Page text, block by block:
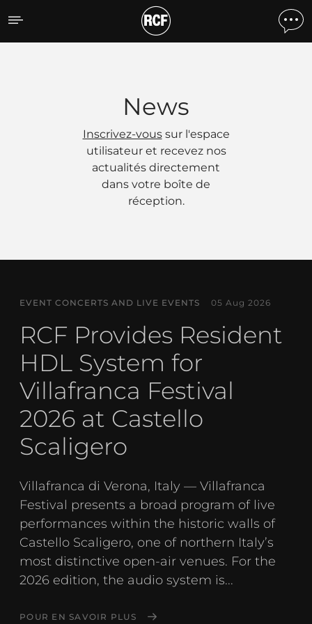
Actualités
News
Inscrivez-voussur l'espace
utilisateur et recevez nos
actualités directement
dans votre boîte de
réception.
EVENT CONCERTS AND LIVE EVENTS 05 Aug 2026
RCF Provides Resident
HDL System for
Villafranca Festival
2026 at Castello
Scaligero
Villafranca di Verona, Italy — Villafranca
Festival presents a broad program of live
performances within the historic walls of
Castello Scaligero, one of northern Italy’s
most distinctive open-air venues. For the
2026 edition, the audio system is...
POUR EN SAVOIR PLUS